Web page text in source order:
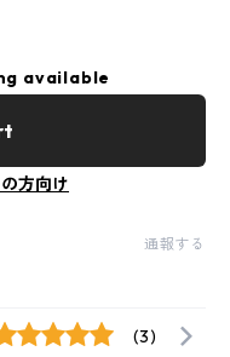
available
方向け
通報する
(3)